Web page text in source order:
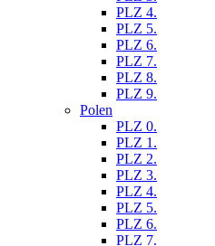
PLZ 4.
PLZ 5.
PLZ 6.
PLZ 7.
PLZ 8.
PLZ 9.
Polen
PLZ 0.
PLZ 1.
PLZ 2.
PLZ 3.
PLZ 4.
PLZ 5.
PLZ 6.
PLZ 7.